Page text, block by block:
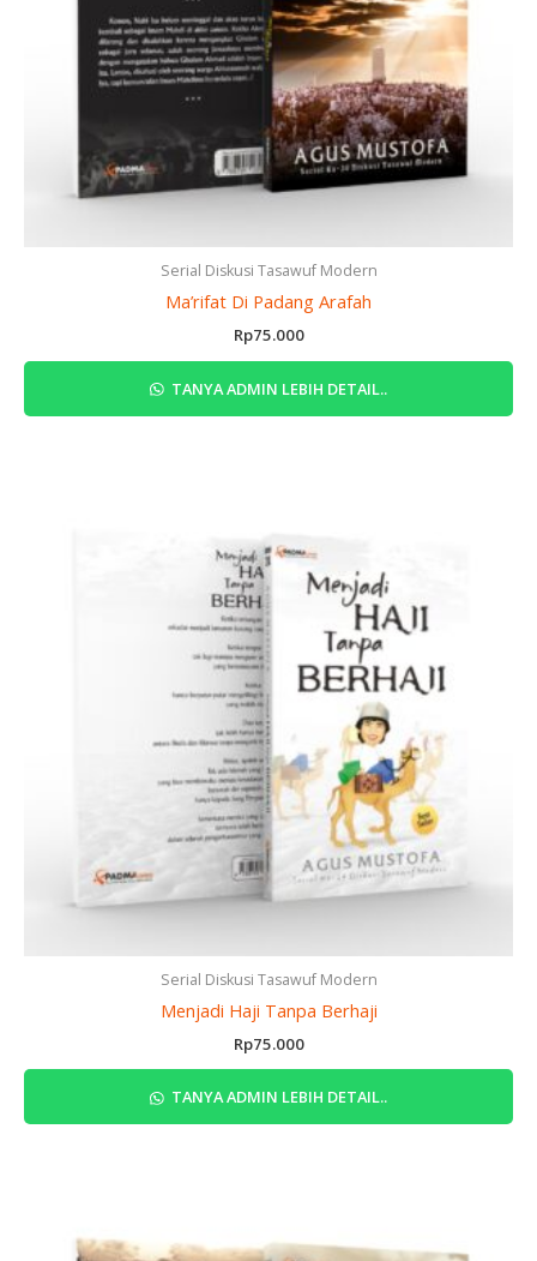
Serial Diskusi Tasawuf Modern
Ma’rifat Di Padang Arafah
Rp75.000
TANYA ADMIN LEBIH DETAIL..
Serial Diskusi Tasawuf Modern
Menjadi Haji Tanpa Berhaji
Rp75.000
TANYA ADMIN LEBIH DETAIL..